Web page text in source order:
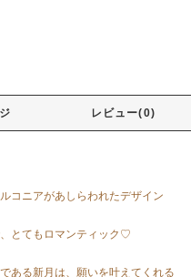
レビュー(0)
コニアがあしらわれたデザイン
とてもロマンティック♡
ある新月は、願いを叶えてくれる